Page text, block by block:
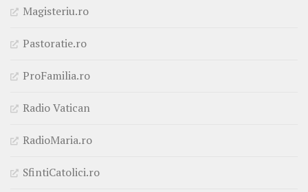
Magisteriu.ro
Pastoratie.ro
ProFamilia.ro
Radio Vatican
RadioMaria.ro
SfintiCatolici.ro